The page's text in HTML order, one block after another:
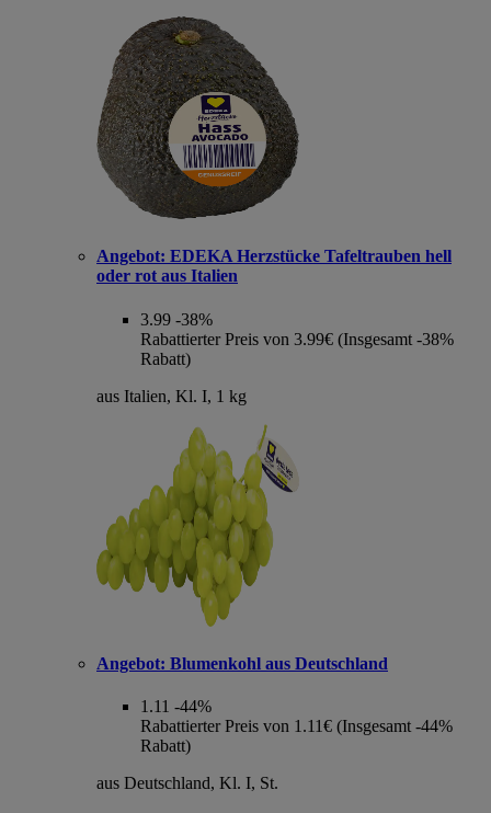
Angebot: EDEKA Herzstücke Tafeltrauben hell
oder rot aus Italien
3.99 -38%
Rabattierter Preis von 3.99€ (Insgesamt -38%
Rabatt)
aus Italien, Kl. I, 1 kg
Angebot: Blumenkohl aus Deutschland
1.11 -44%
Rabattierter Preis von 1.11€ (Insgesamt -44%
Rabatt)
aus Deutschland, Kl. I, St.